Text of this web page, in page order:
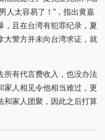
人太容易了！”，指出黄嘉
，且在台湾有犯罪纪录，夏
大警方并未向台湾求证，就
有代言费收入，也没办法
家人相见令他相当难过，更
和家人团聚，因此之后打算